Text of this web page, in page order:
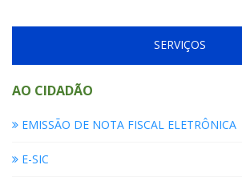
SERVIÇOS
AO CIDADÃO
EMISSÃO DE NOTA FISCAL ELETRÔNICA
E-SIC